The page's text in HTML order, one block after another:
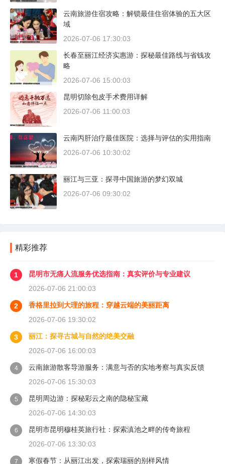
云南旅游住宿攻略：解锁最佳住宿体验的五大区
域
2026-07-06 17:30:03
长春至丽江经济实惠游：探秘最佳路线与省钱攻
略
2026-07-06 15:00:03
昆明切除包皮手术费用详解
2026-07-06 11:00:03
云南丙肝治疗最佳医院：选择与评估的实用指南
2026-07-06 10:30:02
丽江与三亚：探寻中国旅游的梦幻双城
2026-07-06 09:30:02
精彩推荐
1
昆明市无痛人流服务优选指南：真实评价与专业建议
2026-07-06 21:00:03
2
香格里拉到大理的旅程：穿越云端的美丽距离
2026-07-06 19:30:02
3
丽江：探寻古城与自然的绝美交融
2026-07-06 16:00:03
4
云南旅游散客导游服务：满意与否的实地考察与真实反馈
2026-07-06 15:30:03
5
昆明周边游：探秘彩云之南的隐秘宝藏
2026-07-06 14:30:03
6
昆明市昆明穆桂英旅行社：探索滇池之畔的传奇旅程
2026-07-06 13:30:03
7 寒假春节：从丽江出发，探索瑞丽的别样风情